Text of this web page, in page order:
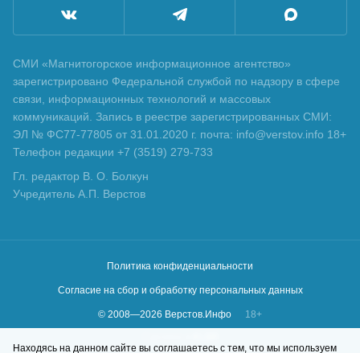
СМИ «Магнитогорское информационное агентство»
зарегистрировано Федеральной службой по надзору в сфере
связи, информационных технологий и массовых
коммуникаций. Запись в реестре зарегистрированных СМИ:
ЭЛ № ФС77-77805 от 31.01.2020 г. почта: info@verstov.info 18+
Телефон редакции +7 (3519) 279-733
Гл. редактор В. О. Болкун
Учредитель А.П. Верстов
Политика конфиденциальности
Согласие на сбор и обработку персональных данных
© 2008—2026 Верстов.Инфо
18+
Находясь на данном сайте вы соглашаетесь с тем, что мы используем